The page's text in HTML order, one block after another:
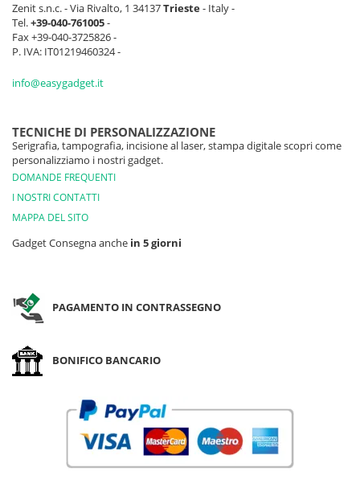
Zenit s.n.c. - Via Rivalto, 1 34137Trieste- Italy -
Tel.+39-040-761005-
Fax +39-040-3725826 -
P. IVA: IT01219460324 -
info@easygadget.it
TECNICHE DI PERSONALIZZAZIONE
Serigrafia, tampografia, incisione al laser, stampa digitale scopri come
personalizziamo i nostri gadget.
DOMANDE FREQUENTI
I NOSTRI CONTATTI
MAPPA DEL SITO
Gadget Consegna anche in 5 giorni
PAGAMENTO IN CONTRASSEGNO
BONIFICO BANCARIO